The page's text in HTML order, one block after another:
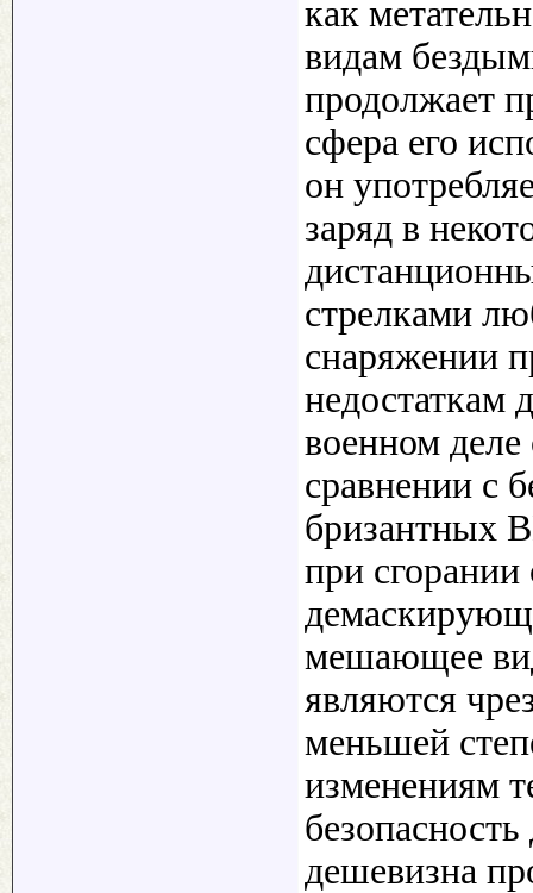
как
видам
продолжает
сфера его
он
заряд в
стрелками
снаряжении
недостаткам
военном
сравнении с
бризантных
при сгорании
мешающее
являются
меньшей
изменениям
дешевизна